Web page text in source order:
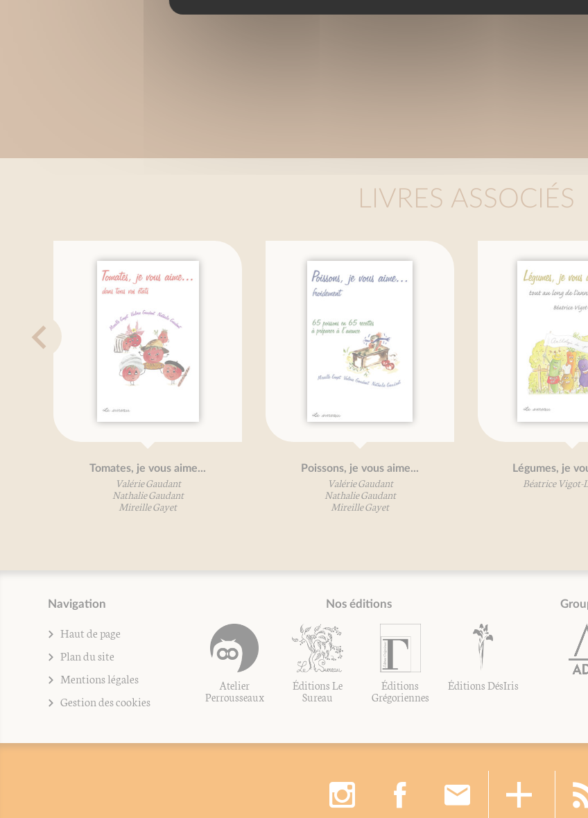
LIVRES ASSOCIÉS
Poissons, je vous aime...
Valérie Gaudant
Nathalie Gaudant
Mireille Gayet
Légumes, je vous aime...
Béatrice Vigot-Lagandré
Fruits
Navigation
Haut de page
Plan du site
Mentions légales
Gestion des cookies
Nos éditions
Atelier
Perrousseaux
Éditions Le
Sureau
Éditions
Grégoriennes
Éditions DésIris